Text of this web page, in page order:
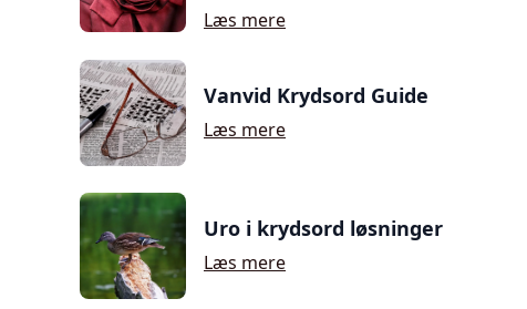
Læs mere
Vanvid Krydsord Guide
Læs mere
Uro i krydsord løsninger
Læs mere